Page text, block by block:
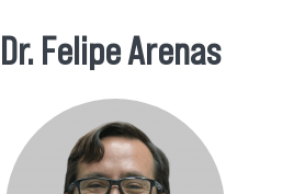
Se encuentra usted aquí
Dr. Felipe Arenas